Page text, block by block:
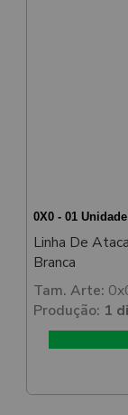
0X0 - 01
Linha De
Branca
Tam. Arte:
Produção: 1